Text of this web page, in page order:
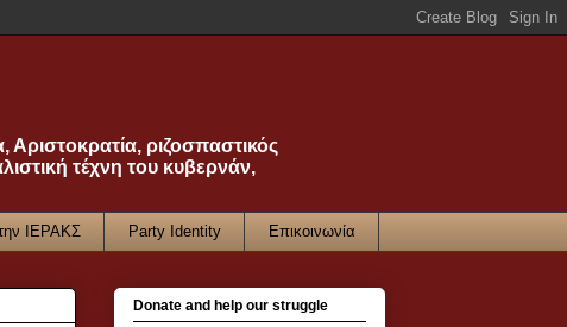
ριζοσπαστικός
τέχνη του κυβερνάν,
ΙΕΡΑΚΣ Party Identity Επικοινωνία
Donate and help our struggle